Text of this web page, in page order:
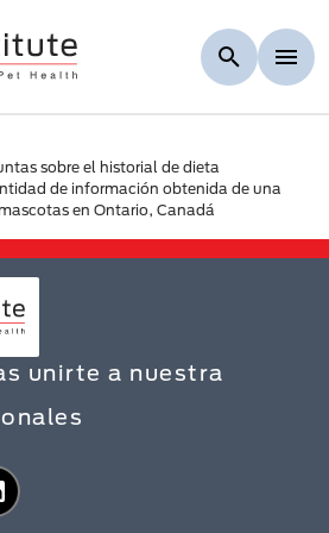
sobre el historial de dieta
de información obtenida de una
en Ontario, Canadá
unirte a nuestra
LinkedIn